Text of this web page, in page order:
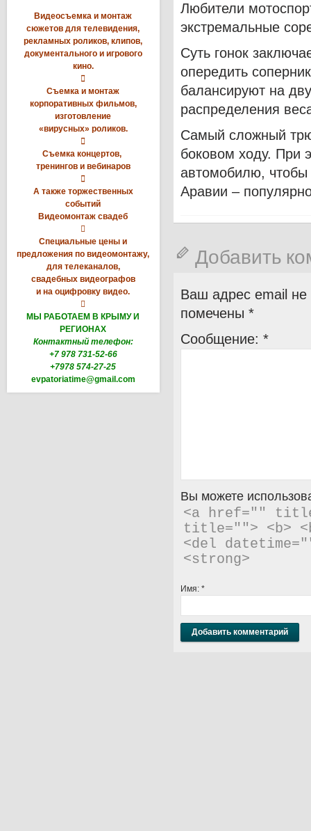
Видеосъемка и монтаж
сюжетов для телевидения,
рекламных роликов, клипов,
документального и игрового
кино.

Съемка и монтаж
корпоративных фильмов,
изготовление
«вирусных» роликов.

Съемка концертов,
тренингов и вебинаров

А также торжественных
событий
Видеомонтаж свадеб

Специальные цены и
предложения по видеомонтажу,
для телеканалов,
свадебных видеографов
и на оцифровку видео.

МЫ РАБОТАЕМ В КРЫМУ И
РЕГИОНАХ
Контактный телефон:
+7 978 731-52-66
+7978 574-27-25
evpatoriatime@gmail.com
Любители
экстремальные
Суть гонок
опередить
балансируют на
распределения
Самый сложный
боковом ходу. При
автомобилю, чтобы
Аравии –
Добавить
Ваш адрес email не
помечены *
Сообщение: *
Вы можете
<a href=""
title=""> <b>
<del
<strong>
Имя: *